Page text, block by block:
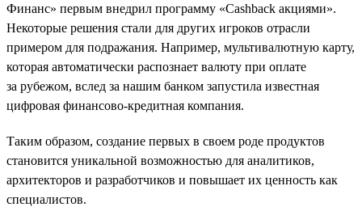
Финанс» первым внедрил программу «Cashback акциями».
Некоторые решения стали для других игроков отрасли
примером для подражания. Например, мультивалютную карту,
которая автоматически распознает валюту при оплате
за рубежом, вслед за нашим банком запустила известная
цифровая финансово-кредитная компания.
Таким образом, создание первых в своем роде продуктов
становится уникальной возможностью для аналитиков,
архитекторов и разработчиков и повышает их ценность как
специалистов.